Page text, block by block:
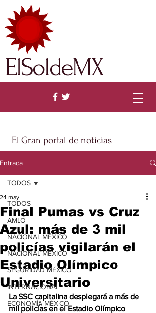
El Gran portal de noticias
ElSoldeMX
Entrada
TODOS
AMLO
NACIONAL MÉXICO
NACIONAL MÉXICO
SEGURIDAD MÉXICO
INTERNACIONAL
ECONOMÍA MÉXICO
TODOS
Final Pumas vs Cruz
Azul: más de 3 mil
policías vigilarán el
Estadio Olímpico
Universitario
24 may
La SSC capitalina desplegará a más de
mil policías en el Estadio Olímpico